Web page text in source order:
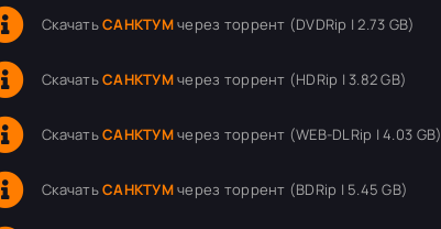
СкачатьСАНКТУМчерез торрент (DVDRip | 2.73 GB)
СкачатьСАНКТУМчерез торрент (HDRip | 3.82 GB)
СкачатьСАНКТУМчерез торрент (WEB-DLRip | 4.03 GB)
СкачатьСАНКТУМчерез торрент (BDRip | 5.45 GB)